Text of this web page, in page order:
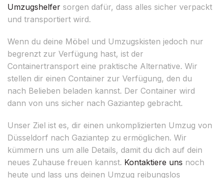
Umzugshelfer sorgen dafür, dass alles sicher verpackt
und transportiert wird.
Wenn du deine Möbel und Umzugskisten jedoch nur
begrenzt zur Verfügung hast, ist der
Containertransport eine praktische Alternative. Wir
stellen dir einen Container zur Verfügung, den du
nach Belieben beladen kannst. Der Container wird
dann von uns sicher nach Gaziantep gebracht.
Unser Ziel ist es, dir einen unkomplizierten Umzug von
Düsseldorf nach Gaziantep zu ermöglichen. Wir
kümmern uns um alle Details, damit du dich auf dein
neues Zuhause freuen kannst. Kontaktiere uns noch
heute und lass uns deinen Umzug reibungslos